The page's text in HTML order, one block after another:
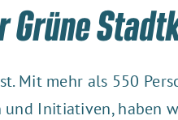
Grüne
Mit mehr als 550
Initiativen, haben